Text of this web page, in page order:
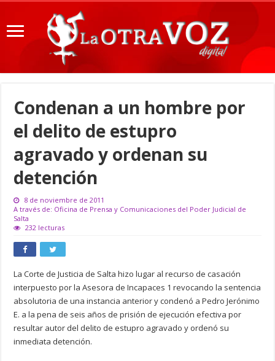
Condenan a un hombre por
el delito de estupro
agravado y ordenan su
detención
8 de noviembre de 2011
A través de: Oficina de Prensa y Comunicaciones del Poder Judicial de
Salta
232 lecturas
La Corte de Justicia de Salta hizo lugar al recurso de casación
interpuesto por la Asesora de Incapaces 1 revocando la sentencia
absolutoria de una instancia anterior y condenó a Pedro Jerónimo
E. a la pena de seis años de prisión de ejecución efectiva por
resultar autor del delito de estupro agravado y ordenó su
inmediata detención.